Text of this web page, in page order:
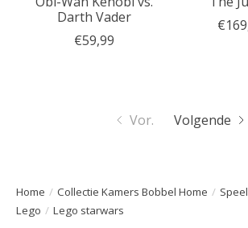
Home / Collectie Kamers Bobbel Home /
Lego / Lego starwars
Darth Vader
€59,99
Vor. Volgende